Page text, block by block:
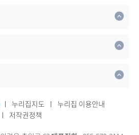
누리집지도
누리집 이용안내
저작권정책